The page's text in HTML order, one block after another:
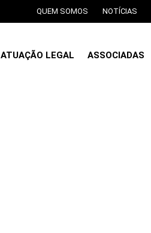
QUEM SOMOS NOTÍCIAS
ATUAÇÃO LEGAL ASSOCIADAS